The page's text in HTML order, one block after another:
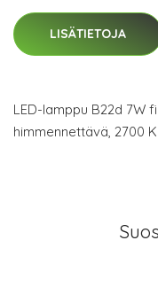
LISÄTIETOJA
LED-lamppu B22d 7W
himmennettävä, 2700